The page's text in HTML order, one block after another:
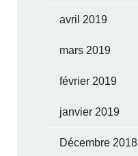
avril 2019
mars 2019
février 2019
janvier 2019
Décembre 2018